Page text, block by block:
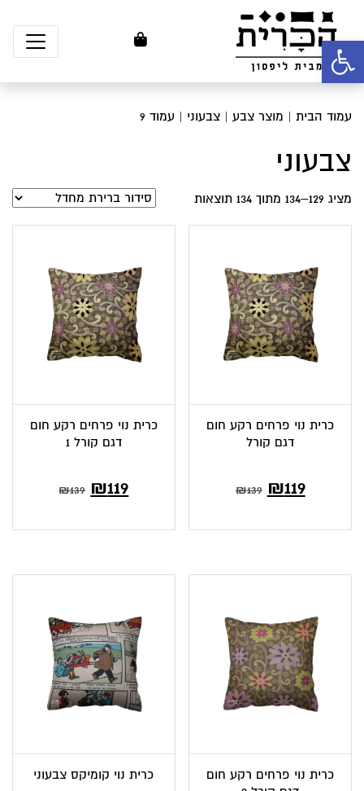
פתח סרגל נגישות
עמוד הבית | מוצר צבע | צבעוני | עמוד 9
צבעוני
מציג 129–134 מתוך 134 תוצאות
כרית נוי פרחים רקע חום
דגם קורל
₪139 ₪119
כרית נוי פרחים רקע חום
דגם קורל 1
₪139 ₪119
כרית נוי פרחים רקע חום
כרית נוי קומיקס צבעוני